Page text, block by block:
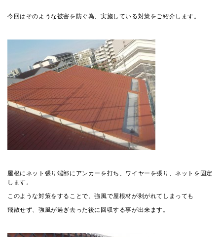
今回はそのような被害を防ぐ為、実施している対策をご紹介します。
屋根にネット張り端部にアンカーを打ち、ワイヤーを張り、ネットを固定
します。
このような対策をすることで、強風で屋根材が剥がれてしまっても
飛散せず、強風が過ぎ去った後に回収する事が出来ます。